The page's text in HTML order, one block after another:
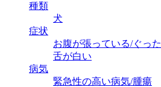
種類
犬
症状
お腹が張っている/ぐっ
舌が白い
病気
緊急性の高い病気/腫瘍